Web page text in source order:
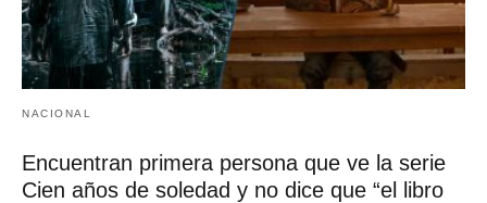
NACIONAL
Encuentran primera persona que ve la serie
Cien años de soledad y no dice que “el libro